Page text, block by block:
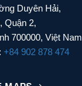
Duyên Hải,
Quận 2,
700000, Việt Nam
+84 902 878 474